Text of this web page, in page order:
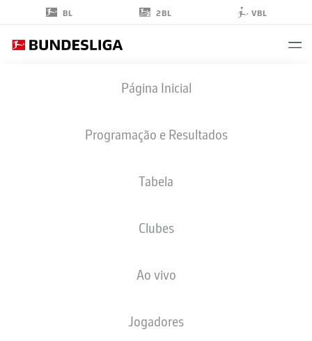
BL 2BL VBL
Página Inicial
Programação e Resultados
Tabela
Clubes
Ao vivo
Jogadores